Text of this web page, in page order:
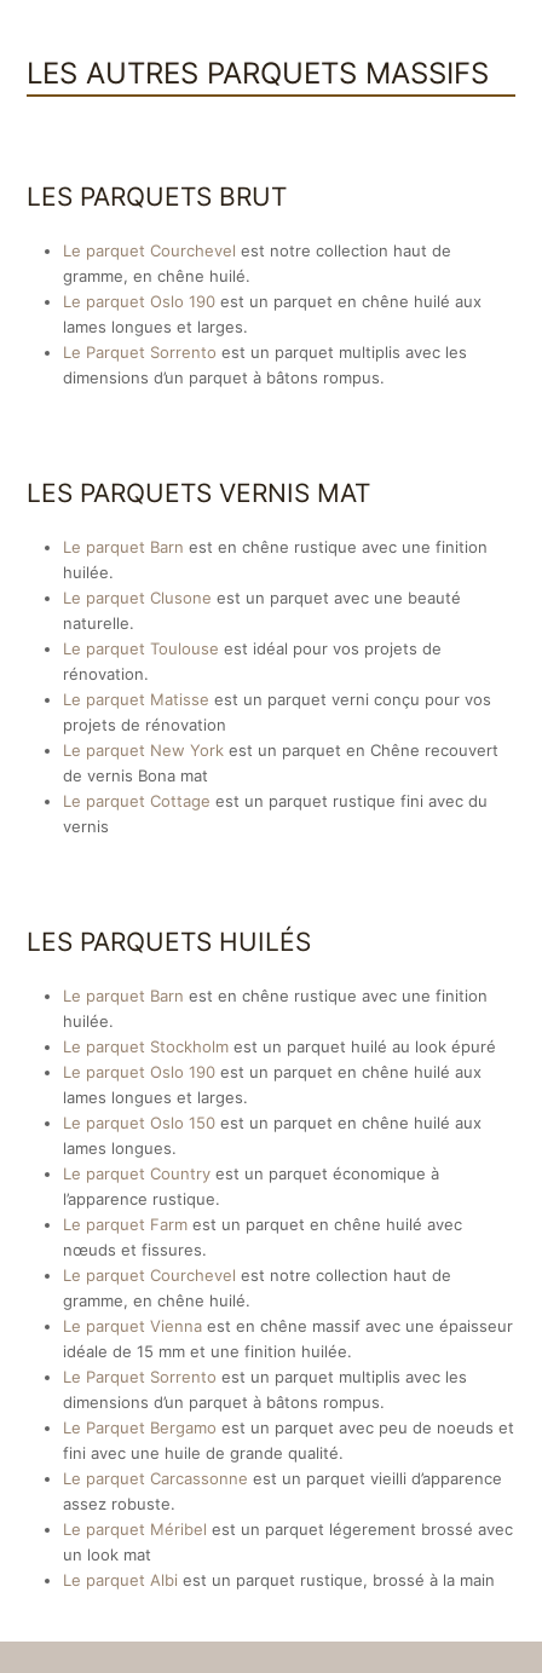
LES AUTRES PARQUETS MASSIFS
LES PARQUETS BRUT
Le parquet Courchevel est notre collection haut de
gramme, en chêne huilé.
Le parquet Oslo 190 est un parquet en chêne huilé aux
lames longues et larges.
Le Parquet Sorrento est un parquet multiplis avec les
dimensions d’un parquet à bâtons rompus.
LES PARQUETS VERNIS MAT
Le parquet Barn est en chêne rustique avec une finition
huilée.
Le parquet Clusone est un parquet avec une beauté
naturelle.
Le parquet Toulouse est idéal pour vos projets de
rénovation.
Le parquet Matisse est un parquet verni conçu pour vos
projets de rénovation
Le parquet New York est un parquet en Chêne recouvert
de vernis Bona mat
Le parquet Cottage est un parquet rustique fini avec du
vernis
LES PARQUETS HUILÉS
Le parquet Barn est en chêne rustique avec une finition
huilée.
Le parquet Stockholm est un parquet huilé au look épuré
Le parquet Oslo 190 est un parquet en chêne huilé aux
lames longues et larges.
Le parquet Oslo 150 est un parquet en chêne huilé aux
lames longues.
Le parquet Country est un parquet économique à
l’apparence rustique.
Le parquet Farm est un parquet en chêne huilé avec
nœuds et fissures.
Le parquet Courchevel est notre collection haut de
gramme, en chêne huilé.
Le parquet Vienna est en chêne massif avec une épaisseur
idéale de 15 mm et une finition huilée.
Le Parquet Sorrento est un parquet multiplis avec les
dimensions d’un parquet à bâtons rompus.
Le Parquet Bergamo est un parquet avec peu de noeuds et
fini avec une huile de grande qualité.
Le parquet Carcassonne est un parquet vieilli d’apparence
assez robuste.
Le parquet Méribel est un parquet légerement brossé avec
un look mat
Le parquet Albi est un parquet rustique, brossé à la main